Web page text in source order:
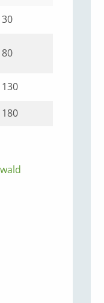
30
80
130
180